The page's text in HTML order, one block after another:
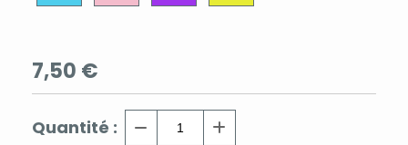
7,50 €
Quantité :